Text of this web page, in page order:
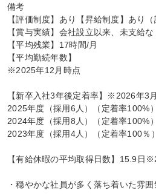
備考
【評価制度】あり【昇給制度】あり（
【賞与実績】会社設立以来、未支給な
【平均残業】17時間/月
【平均勤続年数】
※2025年12月時点
【新卒入社3年後定着率】※2026年3
2025年度（採用6人）（定着率100%）
2024年度（採用8人）（定着率100%）
2023年度（採用4人）（定着率100％）
【有給休暇の平均取得日数】15.9日
・穏やかな社員が多く落ち着いた雰囲